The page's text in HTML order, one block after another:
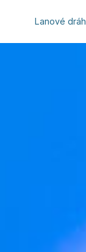
Lanové